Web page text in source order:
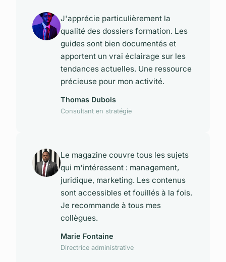
J'apprécie particulièrement la
qualité des dossiers formation. Les
guides sont bien documentés et
apportent un vrai éclairage sur les
tendances actuelles. Une ressource
précieuse pour mon activité.
Thomas Dubois
Consultant en stratégie
Le magazine couvre tous les sujets
qui m'intéressent : management,
juridique, marketing. Les contenus
sont accessibles et fouillés à la fois.
Je recommande à tous mes
collègues.
Marie Fontaine
Directrice administrative